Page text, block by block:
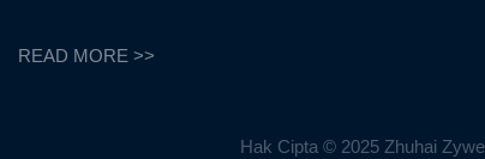
READ MORE >>
Hak Cipta © 2025 Zhuhai